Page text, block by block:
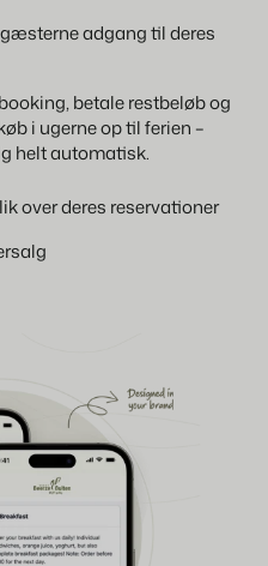
adgang til deres
betale restbeløb og
i ugerne op til ferien –
helt automatisk.
over deres reservationer